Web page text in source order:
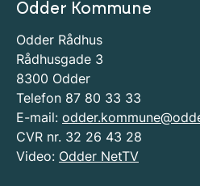
Odder Kommune
Odder Rådhus
Rådhusgade 3
8300 Odder
Telefon 87 80 33 33
E-mail:
CVR nr. 32 26 43 28
Video: Odder NetTV